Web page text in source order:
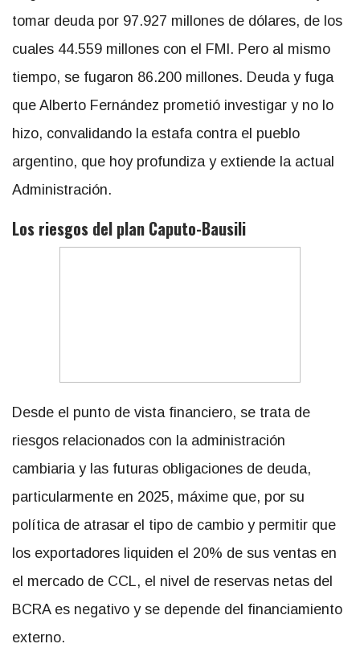
tomar deuda por 97.927 millones de dólares, de los
cuales 44.559 millones con el FMI. Pero al mismo
tiempo, se fugaron 86.200 millones. Deuda y fuga
que Alberto Fernández prometió investigar y no lo
hizo, convalidando la estafa contra el pueblo
argentino, que hoy profundiza y extiende la actual
Administración.
Los riesgos del plan Caputo-Bausili
Desde el punto de vista financiero, se trata de
riesgos relacionados con la administración
cambiaria y las futuras obligaciones de deuda,
particularmente en 2025, máxime que, por su
política de atrasar el tipo de cambio y permitir que
los exportadores liquiden el 20% de sus ventas en
el mercado de CCL, el nivel de reservas netas del
BCRA es negativo y se depende del financiamiento
externo.